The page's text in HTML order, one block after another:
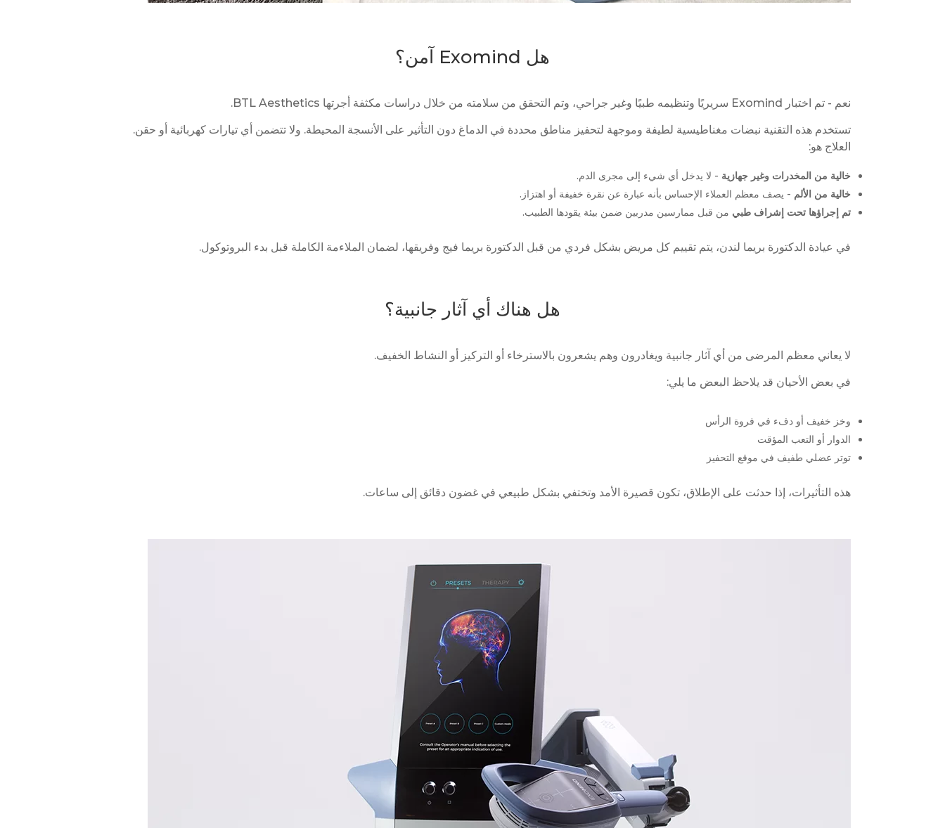
هل Exomind آمن؟
نعم - تم اختبار Exomind سريريًا وتنظيمه طبيًا وغير جراحي، وتم التحقق من سلامته من خلال دراسات مكثفة أجرتها BTL Aesthetics.
تستخدم هذه التقنية نبضات مغناطيسية لطيفة وموجهة لتحفيز مناطق محددة في الدماغ دون التأثير على الأنسجة المحيطة. ولا تتضمن أي تيارات كهربائية أو حقن.
العلاج هو:
خالية من المخدرات وغير جهازية - لا يدخل أي شيء إلى مجرى الدم.
خالية من الألم - يصف معظم العملاء الإحساس بأنه عبارة عن نقرة خفيفة أو اهتزاز.
تم إجراؤها تحت إشراف طبي من قبل ممارسين مدربين ضمن بيئة يقودها الطبيب.
في عيادة الدكتورة بريما لندن، يتم تقييم كل مريض بشكل فردي من قبل الدكتورة بريما فيج وفريقها، لضمان الملاءمة الكاملة قبل بدء البروتوكول.
هل هناك أي آثار جانبية؟
لا يعاني معظم المرضى من أي آثار جانبية ويغادرون وهم يشعرون بالاسترخاء أو التركيز أو النشاط الخفيف.
في بعض الأحيان قد يلاحظ البعض ما يلي:
وخز خفيف أو دفء في فروة الرأس
الدوار أو التعب المؤقت
توتر عضلي طفيف في موقع التحفيز
هذه التأثيرات، إذا حدثت على الإطلاق، تكون قصيرة الأمد وتختفي بشكل طبيعي في غضون دقائق إلى ساعات.